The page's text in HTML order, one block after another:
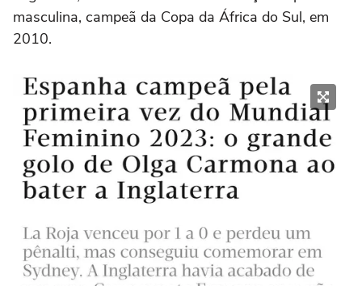
masculina, campeã da Copa da África do Sul, em
2010.